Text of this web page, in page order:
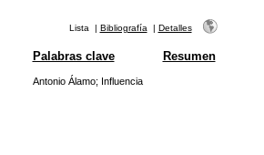
Lista | Bibliografía | Detalles
Palabras clave Resumen
Antonio Álamo; Influencia